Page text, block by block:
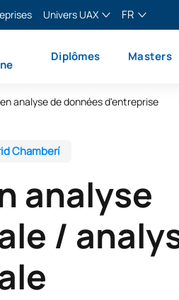
Univers UAX
FR
English
Italiano
Diplômes Masters
analyse de données d'entreprise
Chamberí
analyse
/